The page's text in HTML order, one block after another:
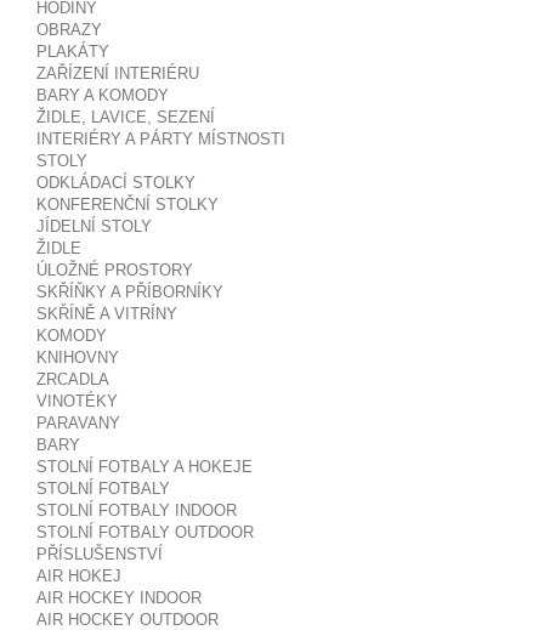
HODINY
OBRAZY
PLAKÁTY
ZAŘÍZENÍ INTERIÉRU
BARY A KOMODY
ŽIDLE, LAVICE, SEZENÍ
INTERIÉRY A PÁRTY MÍSTNOSTI
STOLY
ODKLÁDACÍ STOLKY
KONFERENČNÍ STOLKY
JÍDELNÍ STOLY
ŽIDLE
ÚLOŽNÉ PROSTORY
SKŘÍŇKY A PŘÍBORNÍKY
SKŘÍNĚ A VITRÍNY
KOMODY
KNIHOVNY
ZRCADLA
VINOTÉKY
PARAVANY
BARY
STOLNÍ FOTBALY A HOKEJE
STOLNÍ FOTBALY
STOLNÍ FOTBALY INDOOR
STOLNÍ FOTBALY OUTDOOR
PŘÍSLUŠENSTVÍ
AIR HOKEJ
AIR HOCKEY INDOOR
AIR HOCKEY OUTDOOR